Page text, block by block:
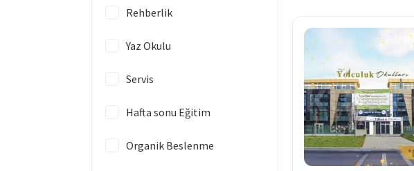
Rehberlik
Yaz Okulu
Servis
Hafta sonu Eğitim
Organik Beslenme